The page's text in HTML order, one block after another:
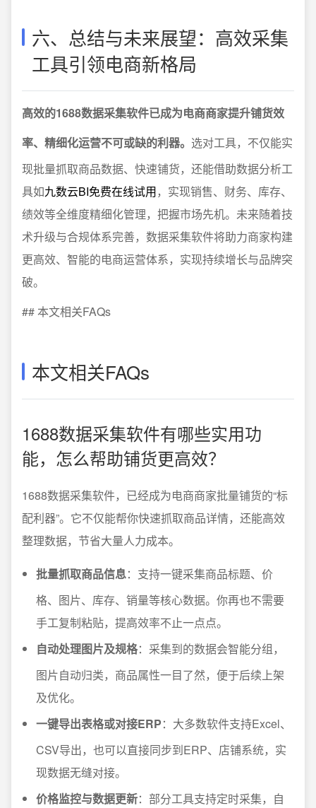
六、总结与未来展望：高效采集
工具引领电商新格局
高效的1688数据采集软件已成为电商商家提升铺货效
率、精细化运营不可或缺的利器。 选对工具，不仅能实
现批量抓取商品数据、快速铺货，还能借助数据分析工
具如九数云BI免费在线试用，实现销售、财务、库存、
绩效等全维度精细化管理，把握市场先机。未来随着技
术升级与合规体系完善，数据采集软件将助力商家构建
更高效、智能的电商运营体系，实现持续增长与品牌突
破。
## 本文相关FAQs
本文相关FAQs
1688数据采集软件有哪些实用功
能，怎么帮助铺货更高效？
1688数据采集软件，已经成为电商商家批量铺货的“标
配利器”。它不仅能帮你快速抓取商品详情，还能高效
整理数据，节省大量人力成本。
批量抓取商品信息：支持一键采集商品标题、价
格、图片、库存、销量等核心数据。你再也不需要
手工复制粘贴，提高效率不止一点点。
自动处理图片及规格：采集到的数据会智能分组，
图片自动归类，商品属性一目了然，便于后续上架
及优化。
一键导出表格或对接ERP：大多数软件支持Excel、
CSV导出，也可以直接同步到ERP、店铺系统，实
现数据无缝对接。
价格监控与数据更新：部分工具支持定时采集，自